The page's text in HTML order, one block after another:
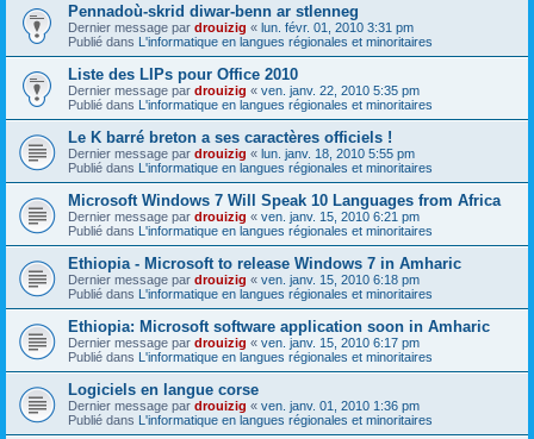
Pennadoù-skrid diwar-benn ar stlenneg
Dernier message par drouizig « lun. févr. 01, 2010 3:31 pm
Publié dans L'informatique en langues régionales et minoritaires
Liste des LIPs pour Office 2010
Dernier message par drouizig « ven. janv. 22, 2010 5:35 pm
Publié dans L'informatique en langues régionales et minoritaires
Le K barré breton a ses caractères officiels !
Dernier message par drouizig « lun. janv. 18, 2010 5:55 pm
Publié dans L'informatique en langues régionales et minoritaires
Microsoft Windows 7 Will Speak 10 Languages from Africa
Dernier message par drouizig « ven. janv. 15, 2010 6:21 pm
Publié dans L'informatique en langues régionales et minoritaires
Ethiopia - Microsoft to release Windows 7 in Amharic
Dernier message par drouizig « ven. janv. 15, 2010 6:18 pm
Publié dans L'informatique en langues régionales et minoritaires
Ethiopia: Microsoft software application soon in Amharic
Dernier message par drouizig « ven. janv. 15, 2010 6:17 pm
Publié dans L'informatique en langues régionales et minoritaires
Logiciels en langue corse
Dernier message par drouizig « ven. janv. 01, 2010 1:36 pm
Publié dans L'informatique en langues régionales et minoritaires